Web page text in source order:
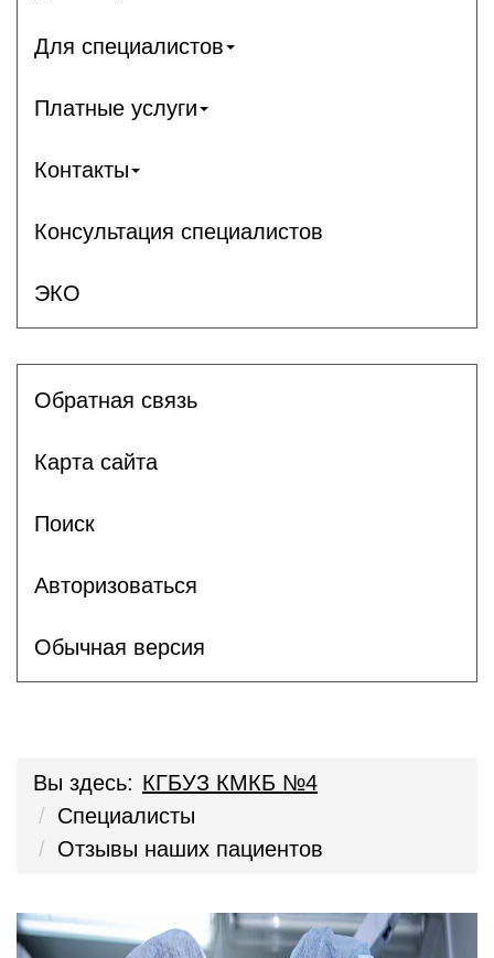
Для специалистов
Платные услуги
Контакты
Консультация специалистов
ЭКО
Обратная связь
Карта сайта
Поиск
Авторизоваться
Обычная версия
Вы здесь: КГБУЗ КМКБ №4
Специалисты
Отзывы наших пациентов